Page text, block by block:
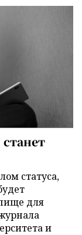
статуса,
для
и